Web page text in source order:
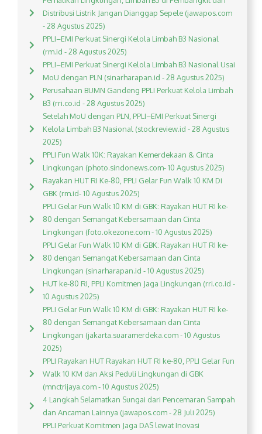
Distribusi Listrik Jangan Dianggap Sepele (jawapos.com
- 28 Agustus 2025)
PPLI–EMI Perkuat Sinergi Kelola Limbah B3 Nasional
(rm.id - 28 Agustus 2025)
PPLI–EMI Perkuat Sinergi Kelola Limbah B3 Nasional Usai
MoU dengan PLN (sinarharapan.id - 28 Agustus 2025)
Perusahaan BUMN Gandeng PPLI Perkuat Kelola Limbah
B3 (rri.co.id - 28 Agustus 2025)
Setelah MoU dengan PLN, PPLI–EMI Perkuat Sinergi
Kelola Limbah B3 Nasional (stockreview.id - 28 Agustus
2025)
PPLI Fun Walk 10K: Rayakan Kemerdekaan & Cinta
Lingkungan (photo.sindonews.com- 10 Agustus 2025)
Rayakan HUT RI Ke-80, PPLI Gelar Fun Walk 10 KM Di
GBK (rm.id- 10 Agustus 2025)
PPLI Gelar Fun Walk 10 KM di GBK: Rayakan HUT RI ke-
80 dengan Semangat Kebersamaan dan Cinta
Lingkungan (foto.okezone.com - 10 Agustus 2025)
PPLI Gelar Fun Walk 10 KM di GBK: Rayakan HUT RI ke-
80 dengan Semangat Kebersamaan dan Cinta
Lingkungan (sinarharapan.id - 10 Agustus 2025)
HUT ke-80 RI, PPLI Komitmen Jaga Lingkungan (rri.co.id -
10 Agustus 2025)
PPLI Gelar Fun Walk 10 KM di GBK: Rayakan HUT RI ke-
80 dengan Semangat Kebersamaan dan Cinta
Lingkungan (jakarta.suaramerdeka.com - 10 Agustus
2025)
PPLI Rayakan HUT Rayakan HUT RI ke-80, PPLI Gelar Fun
Walk 10 KM dan Aksi Peduli Lingkungan di GBK
(mnctrijaya.com - 10 Agustus 2025)
4 Langkah Selamatkan Sungai dari Pencemaran Sampah
dan Ancaman Lainnya (jawapos.com - 28 Juli 2025)
PPLI Perkuat Komitmen Jaga DAS lewat Inovasi